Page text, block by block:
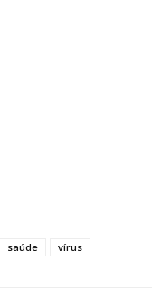
saúde vírus